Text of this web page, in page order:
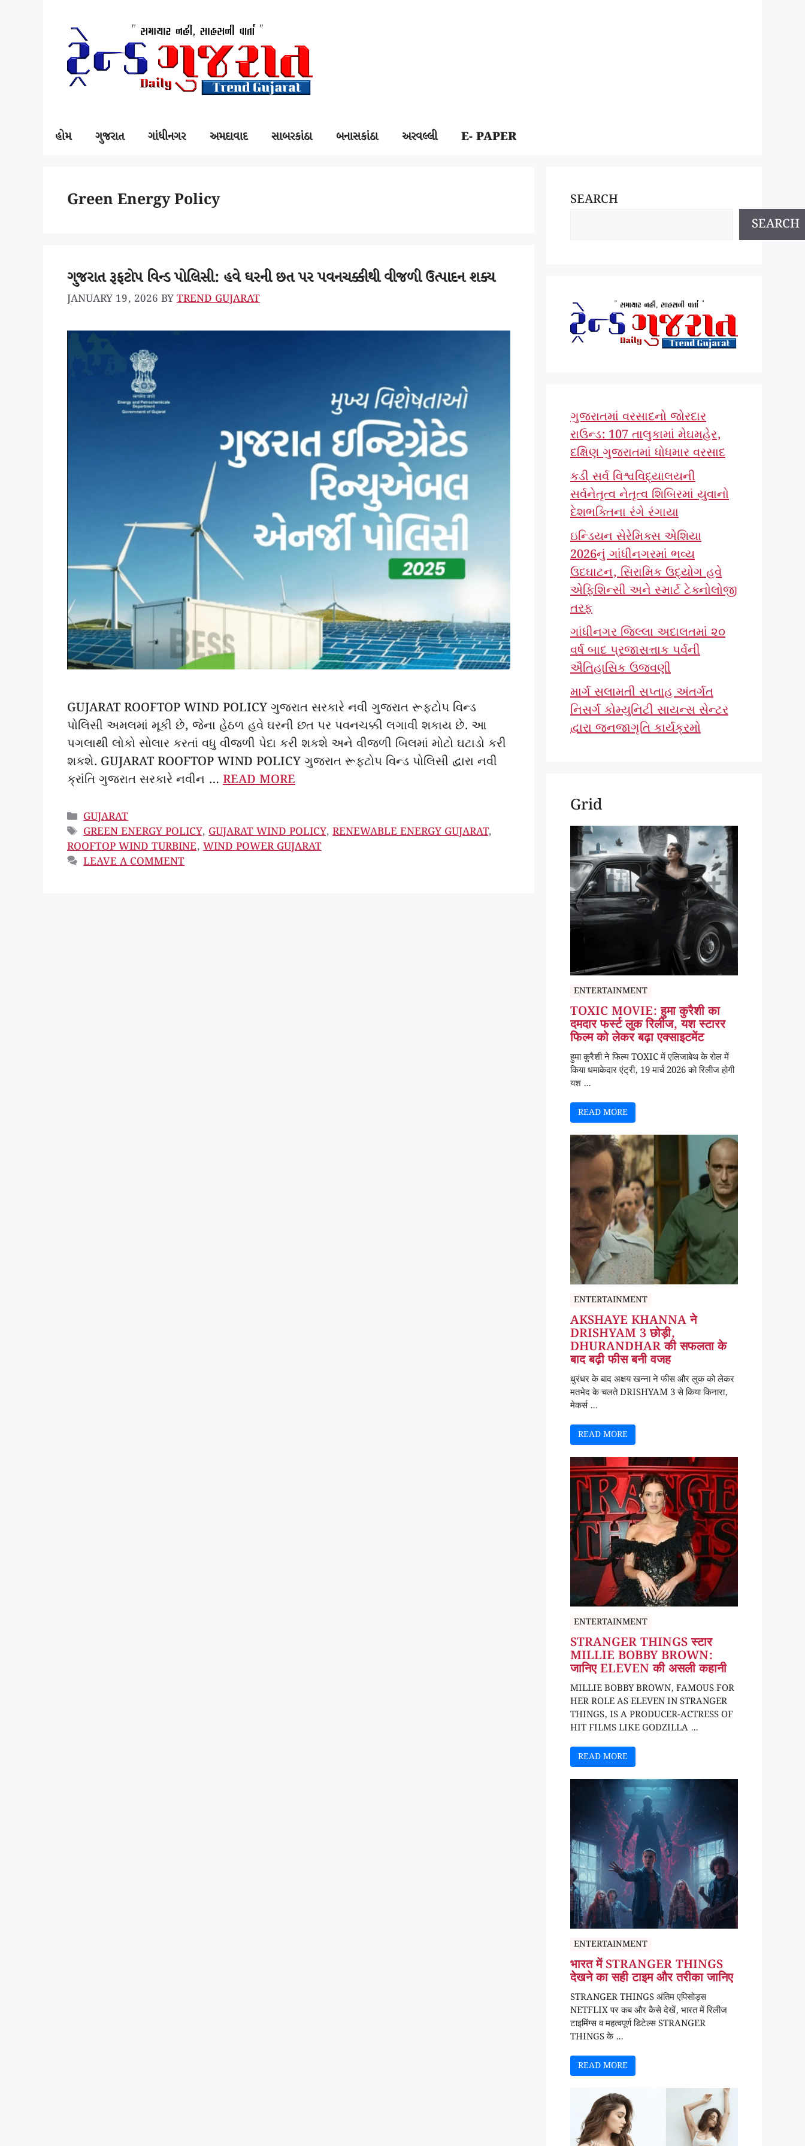
હોમ ગુજરાત ગાંધીનગર અમદાવાદ સાબરકાંઠા બનાસકાંઠા અરવલ્લી E- PAPER
Green Energy Policy
ગુજરાત રૂફટોપ વિન્ડ પોલિસી: હવે ઘરની છત પર પવનચક્કીથી વીજળી ઉત્પાદન શક્ય
JANUARY 19, 2026 BY TREND GUJARAT
GUJARAT ROOFTOP WIND POLICY ગુજરાત સરકારે નવી ગુજરાત રૂફટોપ વિન્ડ
પોલિસી અમલમાં મૂકી છે, જેના હેઠળ હવે ઘરની છત પર પવનચક્કી લગાવી શકાય છે. આ
પગલાથી લોકો સોલાર કરતાં વધુ વીજળી પેદા કરી શકશે અને વીજળી બિલમાં મોટો ઘટાડો કરી
શકશે. GUJARAT ROOFTOP WIND POLICY ગુજરાત રૂફટોપ વિન્ડ પોલિસી દ્વારા નવી
ક્રાંતિ ગુજરાત સરકારે નવીન … READ MORE
CATEGORIES
GUJARAT
TAGS
GREEN ENERGY POLICY,GUJARAT WIND POLICY,RENEWABLE ENERGY GUJARAT,
ROOFTOP WIND TURBINE, WIND POWER GUJARAT
LEAVE A COMMENT
SEARCH
SEARCH
ગુજરાતમાં વરસાદનો જોરદાર
રાઉન્ડ: 107 તાલુકામાં મેઘમહેર,
દક્ષિણ ગુજરાતમાં ધોધમાર વરસાદ
કડી સર્વ વિશ્વવિદ્યાલયની
સર્વનેતૃત્વ નેતૃત્વ શિબિરમાં યુવાનો
દેશભક્તિના રંગે રંગાયા
ઇન્ડિયન સેરેમિક્સ એશિયા
2026નું ગાંધીનગરમાં ભવ્ય
ઉદઘાટન, સિરામિક ઉદ્યોગ હવે
એફિશિન્સી અને સ્માર્ટ ટેક્નોલોજી
તરફ
ગાંધીનગર જિલ્લા અદાલતમાં ૨૦
વર્ષ બાદ પ્રજાસત્તાક પર્વની
ઐતિહાસિક ઉજવણી
માર્ગ સલામતી સપ્તાહ અંતર્ગત
નિસર્ગ કોમ્યુનિટી સાયન્સ સેન્ટર
દ્વારા જનજાગૃતિ કાર્યક્રમો
Grid
ENTERTAINMENT
TOXIC MOVIE: हुमा कुरैशी का
दमदार फर्स्ट लुक रिलीज, यश स्टारर
फिल्म को लेकर बढ़ा एक्साइटमेंट
हुमा कुरैशी ने फिल्म TOXIC में एलिजाबेथ के रोल में
किया धमाकेदार एंट्री, 19 मार्च 2026 को रिलीज होगी
यश ...
READ MORE
ENTERTAINMENT
AKSHAYE KHANNA ने
DRISHYAM 3 छोड़ी,
DHURANDHAR की सफलता के
बाद बढ़ी फीस बनी वजह
धुरंधर के बाद अक्षय खन्ना ने फीस और लुक को लेकर
मतभेद के चलते DRISHYAM 3 से किया किनारा,
मेकर्स ...
READ MORE
ENTERTAINMENT
STRANGER THINGS स्टार
MILLIE BOBBY BROWN:
जानिए ELEVEN की असली कहानी
MILLIE BOBBY BROWN, FAMOUS FOR
HER ROLE AS ELEVEN IN STRANGER
THINGS, IS A PRODUCER-ACTRESS OF
HIT FILMS LIKE GODZILLA ...
READ MORE
ENTERTAINMENT
भारत में STRANGER THINGS
देखने का सही टाइम और तरीका जानिए
STRANGER THINGS अंतिम एपिसोड्स
NETFLIX पर कब और कैसे देखें, भारत में रिलीज
टाइमिंग्स व महत्वपूर्ण डिटेल्स STRANGER
THINGS के ...
READ MORE